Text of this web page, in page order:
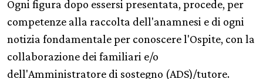
Ogni figura dopo essersi presentata, procede, per
competenze alla raccolta dell'anamnesi e di ogni
notizia fondamentale per conoscere l'Ospite, con la
collaborazione dei familiari e/o
dell'Amministratore di sostegno (ADS)/tutore.